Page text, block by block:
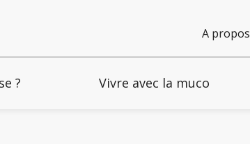
A propos
? Vivre avec la muco